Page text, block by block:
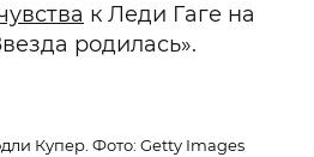
к Леди Гаге на
родилась».
Купер. Фото: Getty Images